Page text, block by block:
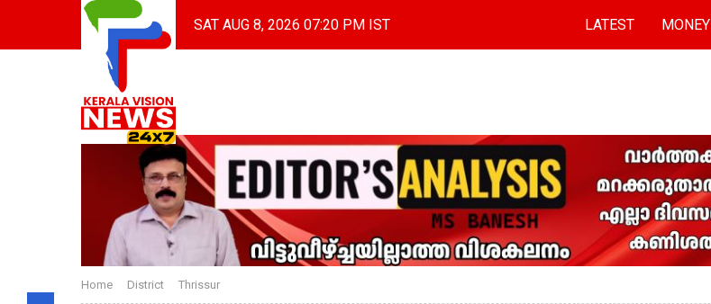
SAT AUG 8, 2026 07:20 PM IST LATEST MONEY
Home District Thrissur